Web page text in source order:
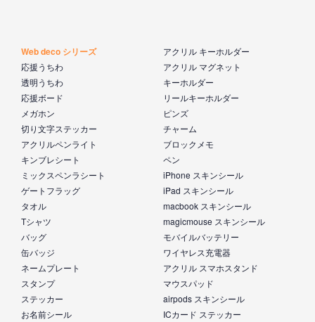
Web deco シリーズ
応援うちわ
透明うちわ
応援ボード
メガホン
切り文字ステッカー
アクリルペンライト
キンブレシート
ミックスペンラシート
ゲートフラッグ
タオル
Tシャツ
バッグ
缶バッジ
ネームプレート
スタンプ
ステッカー
お名前シール
アクリル キーホルダー
アクリル マグネット
キーホルダー
リールキーホルダー
ピンズ
チャーム
ブロックメモ
ペン
iPhone スキンシール
iPad スキンシール
macbook スキンシール
magicmouse スキンシール
モバイルバッテリー
ワイヤレス充電器
アクリル スマホスタンド
マウスパッド
airpods スキンシール
ICカード ステッカー